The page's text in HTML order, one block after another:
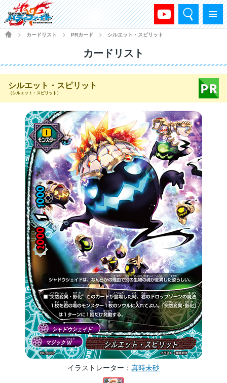
メニュー
検索
HOME
カードリスト PRカード シルエット・スピリット
カードリスト
シルエット・スピリット
（シルエット・スピリット）
イラストレーター 真時未砂